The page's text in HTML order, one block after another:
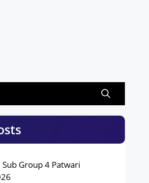
Sub Group 4 Patwari